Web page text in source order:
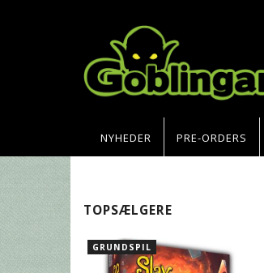
NYHEDER PRE-ORDERS
TOPSÆLGERE
GRUNDSPIL